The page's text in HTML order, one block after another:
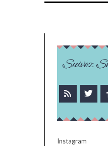
Suivez
Instagram